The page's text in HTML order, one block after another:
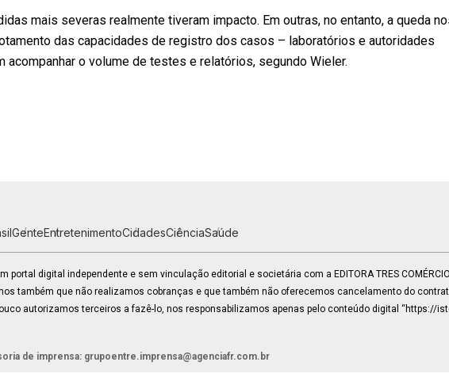
mais severas realmente tiveram impacto. Em outras, no entanto, a queda
das capacidades de registro dos casos – laboratórios e autoridades
acompanhar o volume de testes e relatórios, segundo Wieler.
GenteEntretenimentoCidadesCiênciaSaúde
portal digital independente e sem vinculação editorial e societária com a EDITORA TRES COMÉRCIO
também que não realizamos cobranças e que também não oferecemos cancelamento do
autorizamos terceiros a fazê-lo, nos responsabilizamos apenas pelo conteúdo digital “https://
de imprensa: grupoentre.imprensa@agenciafr.com.br